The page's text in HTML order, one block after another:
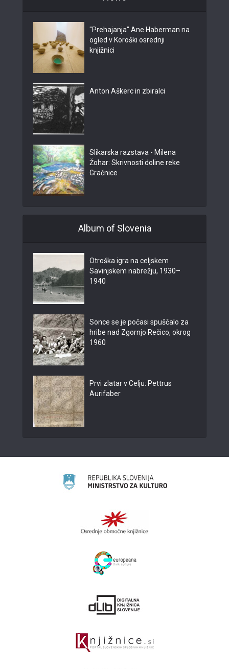
"Prehajanja" Ane Haberman na
ogled v Koroški osrednji
knjižnici
Anton Aškerc in zbiralci
Slikarska razstava - Milena
Žohar: Skrivnosti doline reke
Gračnice
Album of Slovenia
Otroška igra na celjskem
Savinjskem nabrežju, 1930–
1940
Sonce se je počasi spuščalo za
hribe nad Zgornjo Rečico, okrog
1960
Prvi zlatar v Celju: Pettrus
Aurifaber